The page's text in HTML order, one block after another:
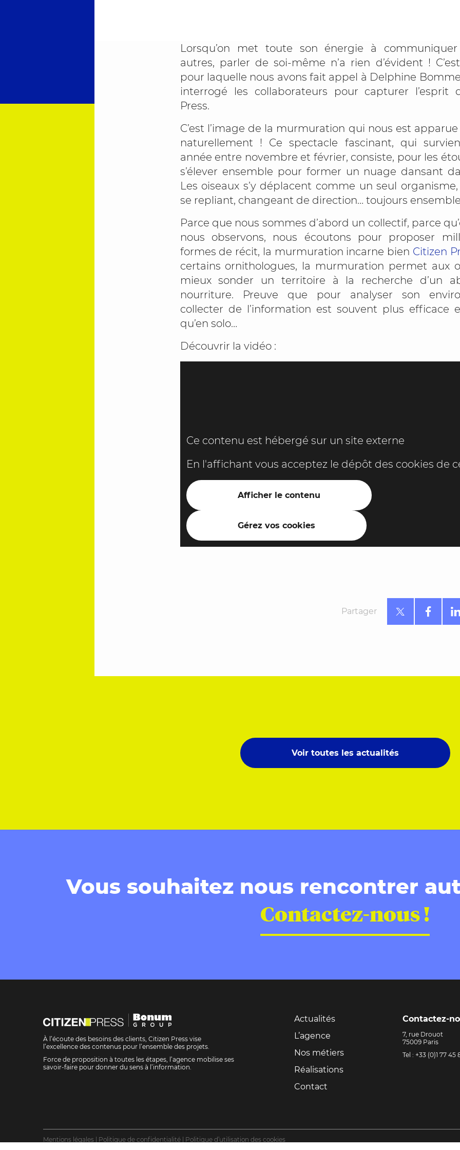
Lorsqu’on met toute son énergie à
autres, parler de soi-même n’a rien d’évident !
pour laquelle nous avons fait appel à Delphine
interrogé les collaborateurs pour capturer l’esprit
Press.
C’est l’image de la murmuration qui nous est
naturellement ! Ce spectacle fascinant, qui
année entre novembre et février, consiste, pour les
s’élever ensemble pour former un nuage dansant
Les oiseaux s’y déplacent comme un seul
se repliant, changeant de direction… toujours
Parce que nous sommes d’abord un collectif, parce
nous observons, nous écoutons pour proposer
formes de récit, la murmuration incarne bien Citizen
certains ornithologues, la murmuration permet aux
mieux sonder un territoire à la recherche d’un
nourriture. Preuve que pour analyser son
collecter de l’information est souvent plus efficace
qu’en solo…
Découvrir la vidéo :
Ce contenu est hébergé sur un site externe
En l'affichant vous acceptez le dépôt des cookies de
Afficher le contenu
Gérez vos cookies
Partager
Voir toutes les actualités
Vous souhaitez nous rencontrer
Contactez-nous !
À l’écoute des besoins des clients, Citizen Press vise
l’excellence des contenus pour l’ensemble des projets.
Force de proposition à toutes les étapes, l’agence mobilise ses
savoir-faire pour donner du sens à l’information.
Actualités
L’agence
Nos métiers
Réalisations
Contact
Contactez-
7, rue Drouot
75009 Paris
Tel : +33 (0)1 77 45
Mentions légales Politique de confidentialité
Politique d’utilisation des cookies